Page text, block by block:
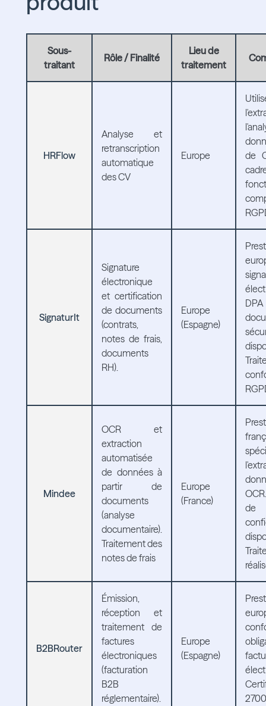
Sous-
traitant
Rôle / Finalité
Lieu de
traitement
HRFlow
Analyse et
retranscription
automatique
des CV
Europe
de
SignaturIt
Signature
électronique
et certification
de documents
(contrats,
notes de frais,
documents
RH).
Europe
(Espagne)
Mindee
OCR et
extraction
automatisée
de données à
partir de
documents
(analyse
documentaire).
Traitement des
notes de frais
Europe
(France)
de
B2BRouter
Émission,
réception et
traitement de
factures
électroniques
(facturation
B2B
réglementaire).
Europe
(Espagne)